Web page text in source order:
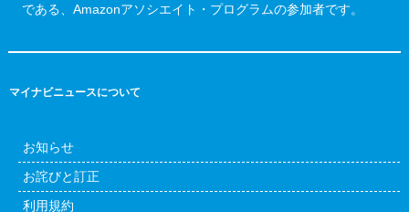
である、Amazonアソシエイト・プログラムの参加者です。
マイナビニュースについて
お知らせ
お詫びと訂正
利用規約